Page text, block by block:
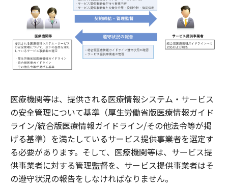
医療機関等は、提供される医療情報システム・サービス
の安全管理について基準（厚生労働省版医療情報ガイド
ライン/統合版医療情報ガイドライン/その他法令等が掲
げる基準）を満たしているサービス提供事業者を選定す
る必要があります。そして、医療機関等は、サービス提
供事業者に対する管理監督を、サービス提供事業者はそ
の遵守状況の報告をしなければなりません。